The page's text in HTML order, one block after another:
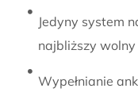
Jedyny system
najbliższy
Wypełnianie